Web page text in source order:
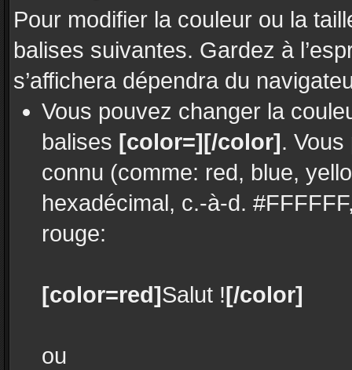
Pour modifier la couleur ou la
balises suivantes. Gardez à
s’affichera dépendra du
Vous pouvez changer la
balises [color=][/color].
connu (comme: red, blue,
hexadécimal, c.-à-d.
rouge:
[color=red]Salut ![/color]
ou